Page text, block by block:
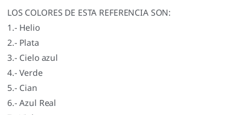
LOS COLORES DE ESTA REFERENCIA SON:
1.- Helio
2.- Plata
3.- Cielo azul
4.- Verde
5.- Cian
6.- Azul Real